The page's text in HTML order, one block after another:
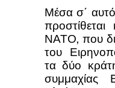
Μέσα σ΄
ΝΑΤΟ, που
του
τα δύο
συμμαχίας